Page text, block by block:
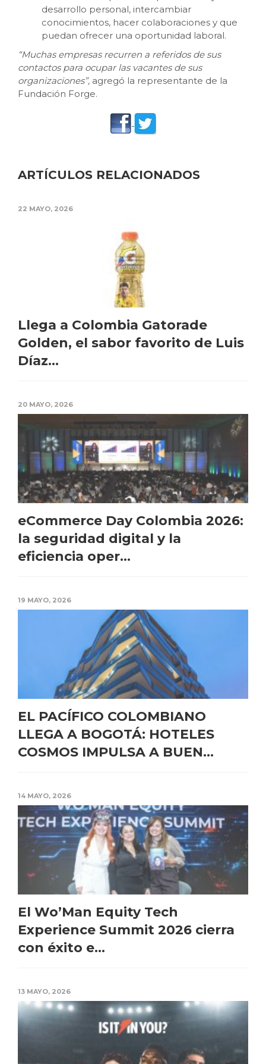
desarrollo personal, intercambiar
conocimientos, hacer colaboraciones y que
puedan ofrecer una oportunidad laboral.
“Muchas empresas recurren a referidos de sus
contactos para ocupar las vacantes de sus
organizaciones”, agregó la representante de la
Fundación Forge.
ARTÍCULOS RELACIONADOS
22 MAYO, 2026
Llega a Colombia Gatorade
Golden, el sabor favorito de Luis
Díaz...
20 MAYO, 2026
eCommerce Day Colombia 2026:
la seguridad digital y la
eficiencia oper...
19 MAYO, 2026
EL PACÍFICO COLOMBIANO
LLEGA A BOGOTÁ: HOTELES
COSMOS IMPULSA A BUEN...
14 MAYO, 2026
El Wo’Man Equity Tech
Experience Summit 2026 cierra
con éxito e...
13 MAYO, 2026